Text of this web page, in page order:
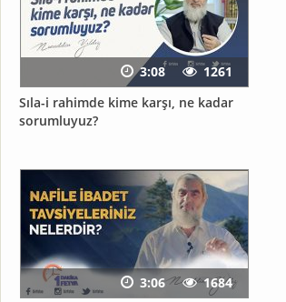
Sıla-i rahimde kime karşı, ne kadar
sorumluyuz?
3:08
1261
3:06 1684